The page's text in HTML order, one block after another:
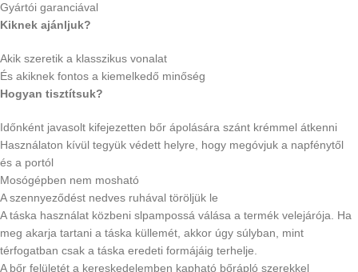
Gyártói garanciával
Kiknek ajánljuk?
Akik szeretik a klasszikus vonalat
És akiknek fontos a kiemelkedő minőség
Hogyan tisztítsuk?
Időnként javasolt kifejezetten bőr ápolására szánt krémmel átkenni
Használaton kívül tegyük védett helyre, hogy megóvjuk a napfénytől
és a portól
Mosógépben nem mosható
A szennyeződést nedves ruhával töröljük le
A táska használat közbeni slpampossá válása a termék velejárója. Ha
meg akarja tartani a táska küllemét, akkor úgy súlyban, mint
térfogatban csak a táska eredeti formájáig terhelje.
A bőr felületét a kereskedelemben kapható bőrápló szerekkel